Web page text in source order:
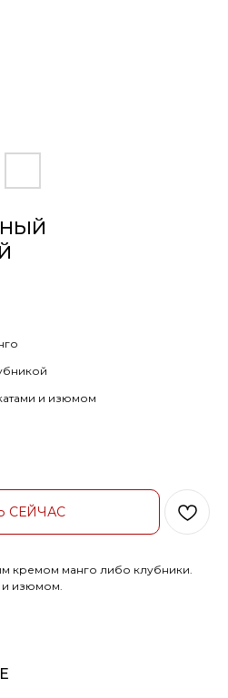
и изюмом
СЕЙЧАС
кремом манго либо клубники.
и изюмом.